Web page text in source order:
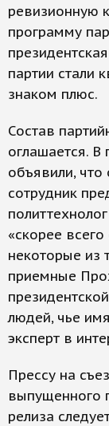
ревизионную
программу
партии стали
знаком плюс.
Состав
оглашается.
объявили,
сотрудник
«скорее
некоторые из
приемные
людей, чье
эксперт в
Прессу на
выпущенного
релиза